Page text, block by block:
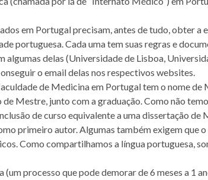
em Portugal precisam, antes de tudo, obter a
portuguesa. Cada uma tem suas regras e
algumas delas (Universidade de Lisboa,
o email delas nos respectivos websites.
de Medicina em Portugal tem o nome
de Mestre, junto com a graduação. Como não
de curso equivalente a uma dissertação de
primeiro autor. Algumas também exigem que
Como compartilhamos a língua portuguesa,
(um processo que pode demorar de 6 meses a 1